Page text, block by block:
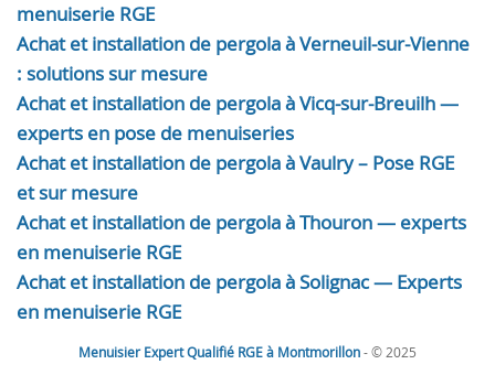
menuiserie RGE
Achat et installation de pergola à Verneuil-sur-Vienne
: solutions sur mesure
Achat et installation de pergola à Vicq-sur-Breuilh —
experts en pose de menuiseries
Achat et installation de pergola à Vaulry – Pose RGE
et sur mesure
Achat et installation de pergola à Thouron — experts
en menuiserie RGE
Achat et installation de pergola à Solignac — Experts
en menuiserie RGE
Menuisier Expert Qualifié RGE à Montmorillon- © 2025